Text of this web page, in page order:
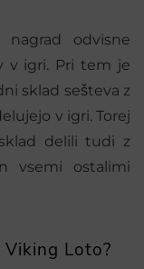
odvisne
v igri. Pri tem je
sklad sešteva z
v igri. Torej
delili tudi z
vsemi ostalimi
Loto?